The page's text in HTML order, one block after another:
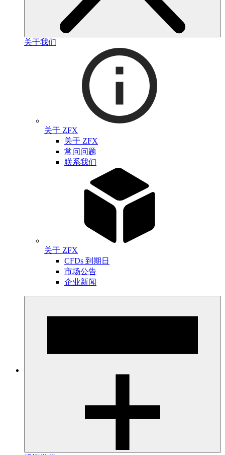
关于我们
关于 ZFX
关于 ZFX
常问问题
联系我们
关于 ZFX
CFDs 到期日
市场公告
企业新闻